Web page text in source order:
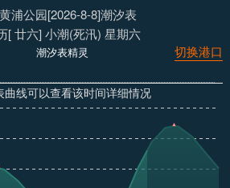
浦公园[2026-8-8]潮汐表
[ 廿六] 小潮(死汛) 星期六
切换港口
潮汐表精灵
曲线可以查看该时间详细情况